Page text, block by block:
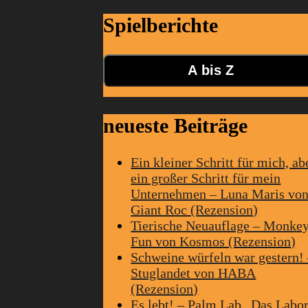
Spielberichte
A bis Z
neueste Beiträge
Ein kleiner Schritt für mich,
ein großer Schritt für mein
Unternehmen – Luna Maris von
Giant Roc (Rezension)
Tierische Neuauflage –
Fun von Kosmos (Rezension)
Schweine würfeln war gestern!
Stuglandet von HABA
(Rezension)
Es lebt! – Palm Lab „Das Labor